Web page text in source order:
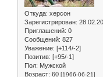
Откуда: херсон
Зарегистрирован:
Приглашений: 0
Сообщений: 827
Уважение: [+114/-2]
Позитив: [+95/-1]
Пол: Мужской
Возраст: 60 [1966-06-21]